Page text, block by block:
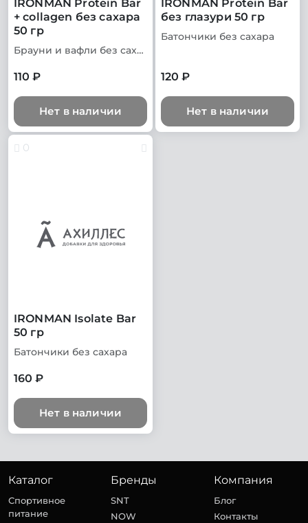
IRONMAN Protein Bar
+ collagen без сахара
50 гр
Брауни и вафли без сахара
110 ₽
Нет в наличии
IRONMAN Protein Bar
без глазури 50 гр
Батончики без сахара
120 ₽
Нет в наличии
0
IRONMAN Isolate Bar
50 гр
Батончики без сахара
160 ₽
Нет в наличии
Каталог
Спортивное
питание
Бренды
SNT
NOW
Компания
Блог
Контакты